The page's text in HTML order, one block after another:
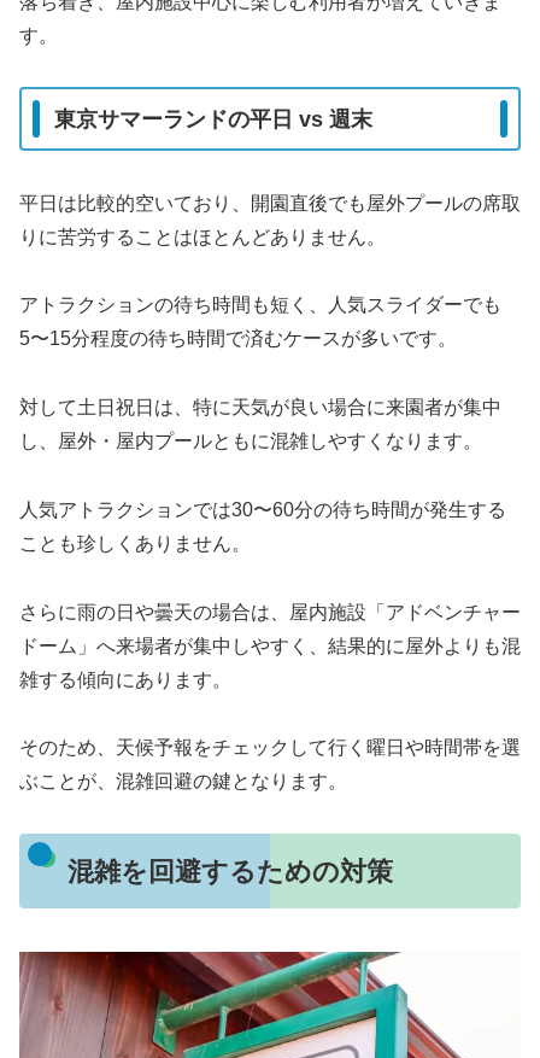
す。
東京サマーランドの平日 vs 週末
平日は比較的空いており、開園直後でも屋外プールの席取
りに苦労することはほとんどありません。
アトラクションの待ち時間も短く、人気スライダーでも
5〜15分程度の待ち時間で済むケースが多いです。
対して土日祝日は、特に天気が良い場合に来園者が集中
し、屋外・屋内プールともに混雑しやすくなります。
人気アトラクションでは30〜60分の待ち時間が発生する
ことも珍しくありません。
さらに雨の日や曇天の場合は、屋内施設「アドベンチャー
ドーム」へ来場者が集中しやすく、結果的に屋外よりも混
雑する傾向にあります。
そのため、天候予報をチェックして行く曜日や時間帯を選
ぶことが、混雑回避の鍵となります。
混雑を回避するための対策